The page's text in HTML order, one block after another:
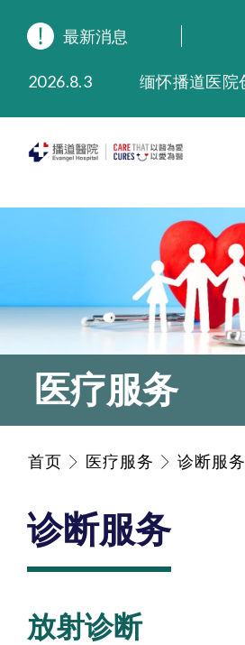
最新消息
2026.8.3
2025.9.23
2025.7.21
医疗服务
首页 医疗服务 诊断服务
诊断服务
放射诊断